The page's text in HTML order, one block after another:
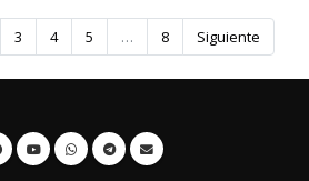
3 4 5 … 8 Siguiente